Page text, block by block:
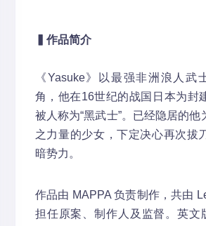
作品简介
《Yasuke》以最强非洲浪人武
角，他在16世纪的战国日本为封
被人称为“黑武士”。已经隐居的他
之力量的少女，下定决心再次拔
暗势力。
作品由 MAPPA 负责制作，共由
担任原案、制作人及监督。英文